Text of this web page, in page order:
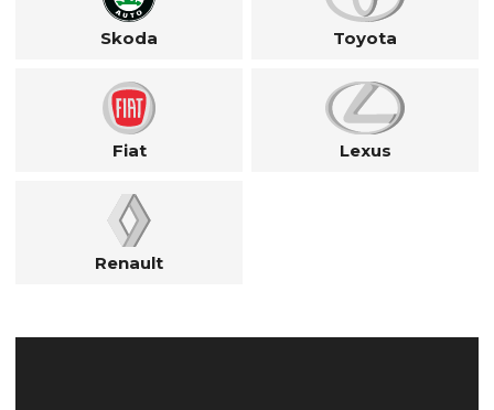
Skoda Toyota
Fiat Lexus
Renault